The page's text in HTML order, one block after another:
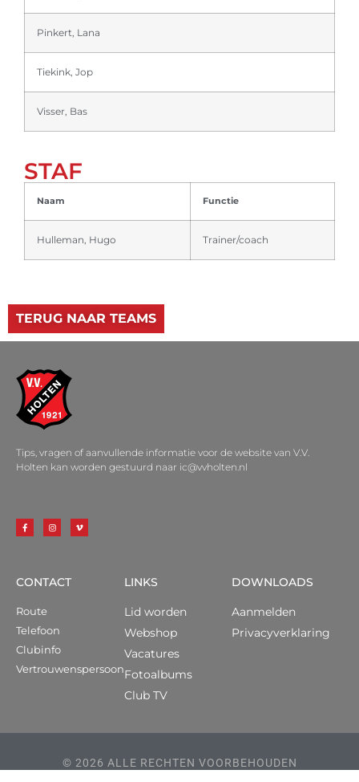
Pinkert, Lana
Tiekink, Jop
Visser, Bas
STAF
Naam Functie
Hulleman, Hugo Trainer/coach
TERUG NAAR TEAMS
Tips, vragen of aanvullende informatie voor de website van V.V.
Holten kan worden gestuurd naar ic@vvholten.nl
CONTACT
Route
Telefoon
Clubinfo
Vertrouwenspersoon
LINKS
Lid worden
Webshop
Vacatures
Fotoalbums
Club TV
DOWNLOADS
Aanmelden
Privacyverklaring
© 2026 ALLE RECHTEN VOORBEHOUDEN